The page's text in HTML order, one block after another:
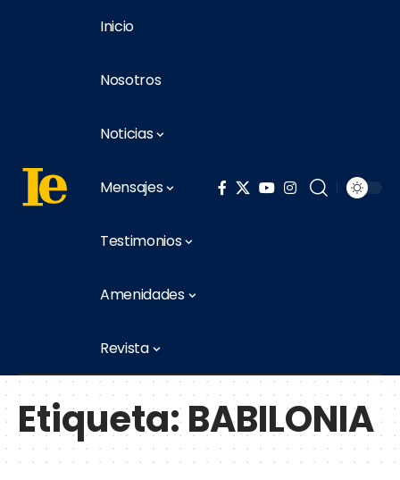
Inicio
Nosotros
Noticias
Mensajes
Testimonios
Amenidades
Revista
Etiqueta:BABILONIA